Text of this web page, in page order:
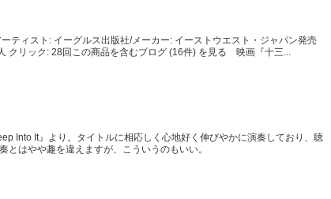
ティスト: イーグルス出版社/メーカー: イーストウエスト・ジャパン発売
クリック: 28回この商品を含むブログ (16件) を見る 映画『十三...
Into It』より。タイトルに相応しく心地好く伸びやかに演奏しており、聴
とはやや趣を違えますが、こういうのもいい。